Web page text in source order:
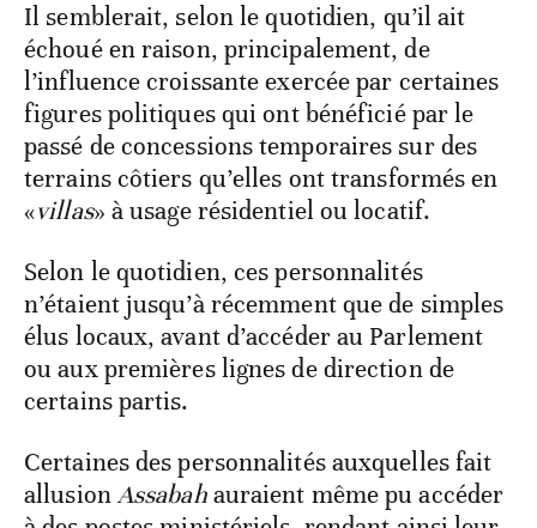
Il semblerait, selon le quotidien, qu’il ait
échoué en raison, principalement, de
l’influence croissante exercée par certaines
figures politiques qui ont bénéficié par le
passé de concessions temporaires sur des
terrains côtiers qu’elles ont transformés en
«villas» à usage résidentiel ou locatif.
Selon le quotidien, ces personnalités
n’étaient jusqu’à récemment que de simples
élus locaux, avant d’accéder au Parlement
ou aux premières lignes de direction de
certains partis.
Certaines des personnalités auxquelles fait
allusionAssabahauraient même pu accéder